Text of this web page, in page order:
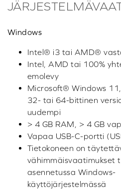
Windows
Intel® i3 tai AMD®
Intel, AMD tai 100%
emolevy
Microsoft® Windows
32- tai 64-bittinen
uudempi
> 4 GB RAM, > 4 GB
Vapaa USB-C-portti
Tietokoneen on
vähimmäisvaatimukset
asennetussa Windows-
käyttöjärjestelmässä